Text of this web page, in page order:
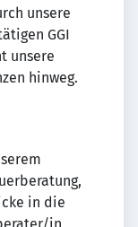
unsere
GGI
unsere
hinweg.
in die